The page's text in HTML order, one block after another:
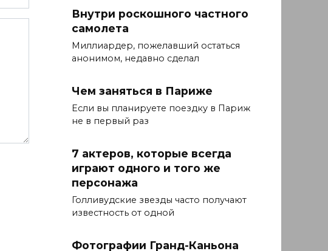
Внутри роскошного частного
самолета
Миллиардер, пожелавший остаться
анонимом, недавно сделал
Чем заняться в Париже
Если вы планируете поездку в Париж
не в первый раз
7 актеров, которые всегда
играют одного и того же
персонажа
Голливудские звезды часто получают
известность от одной
Фотографии Гранд-Каньона